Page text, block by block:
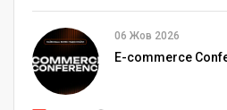
06 Жов 2026
E-commerce